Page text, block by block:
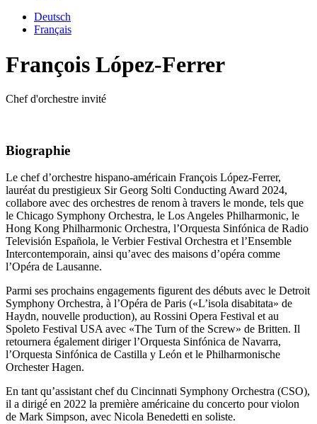
Deutsch
Français
François López-Ferrer
Chef d'orchestre invité
Biographie
Le chef d’orchestre hispano-américain François López-Ferrer,
lauréat du prestigieux Sir Georg Solti Conducting Award 2024,
collabore avec des orchestres de renom à travers le monde, tels que
le Chicago Symphony Orchestra, le Los Angeles Philharmonic, le
Hong Kong Philharmonic Orchestra, l’Orquesta Sinfónica de Radio
Televisión Española, le Verbier Festival Orchestra et l’Ensemble
Intercontemporain, ainsi qu’avec des maisons d’opéra comme
l’Opéra de Lausanne.
Parmi ses prochains engagements figurent des débuts avec le Detroit
Symphony Orchestra, à l’Opéra de Paris («L’isola disabitata» de
Haydn, nouvelle production), au Rossini Opera Festival et au
Spoleto Festival USA avec «The Turn of the Screw» de Britten. Il
retournera également diriger l’Orquesta Sinfónica de Navarra,
l’Orquesta Sinfónica de Castilla y León et le Philharmonische
Orchester Hagen.
En tant qu’assistant chef du Cincinnati Symphony Orchestra (CSO),
il a dirigé en 2022 la première américaine du concerto pour violon
de Mark Simpson, avec Nicola Benedetti en soliste.